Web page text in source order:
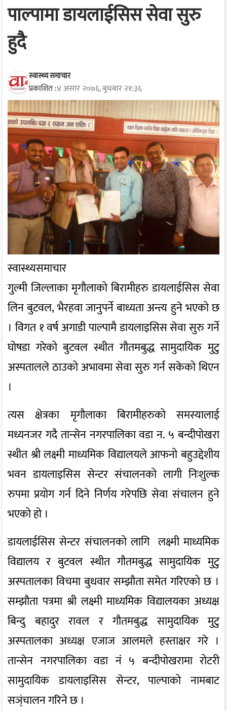
पाल्पामा डायलाईसिस सेवा सुरु
हुदै
स्वास्थ्य समाचार
प्रकाशित :४ असार २०७६, बुधबार २१:३६
स्वास्थ्यसमाचार
गुल्मी जिल्लाका मृगौलाको बिरामीहरु डायलाईसिस सेवा
लिन बुटवल, भैरहवा जानुपर्ने बाध्यता अन्त्य हुने भएको छ
। विगत १ वर्ष अगाडी पाल्पामै डायलाइसिस सेवा सुरु गर्ने
घोषडा गरेको बुटवल स्थीत गौतमबुद्ध सामुदायिक मुटु
अस्पतालले ठाउको अभावमा सेवा सुरु गर्न सकेको थिएन
।
त्यस क्षेत्रका मृगौलाका बिरामीहरुको समस्यालाई
मध्यनजर गदै तान्सेन नगरपालिका वडा न. ५ बन्दीपोखरा
स्थीत श्री लक्ष्मी माध्यमिक विद्यालयले आफनो बहुउद्देशीय
भवन डायलाइसिस सेन्टर संचालनको लागी निःशुल्क
रुपमा प्रयोग गर्न दिने निर्णय गरेपछि सेवा संचालन हुने
भएको हो ।
डायलाईसिस सेन्टर संचालनको लागि लक्ष्मी माध्यमिक
विद्यालय र बुटवल स्थीत गौतमबुद्ध सामुदायिक मुटु
अस्पतालका विचमा बुधवार सम्झौता समेत गरिएको छ ।
सम्झौता पत्रमा श्री लक्ष्मी माध्यमिक विद्यालयका अध्यक्ष
बिन्दु बहादुर रावल र गौतमबुद्ध सामुदायिक मुटु
अस्पतालका अध्यक्ष एजाज आलमले हस्ताक्षर गरे ।
तान्सेन नगरपालिका वडा नंं ५ बन्दीपोखरामा रोटरी
सामुदायिक डायलाइसिस सेन्टर, पाल्पाको नामबाट
सञ्ंचालन गरिने छ ।